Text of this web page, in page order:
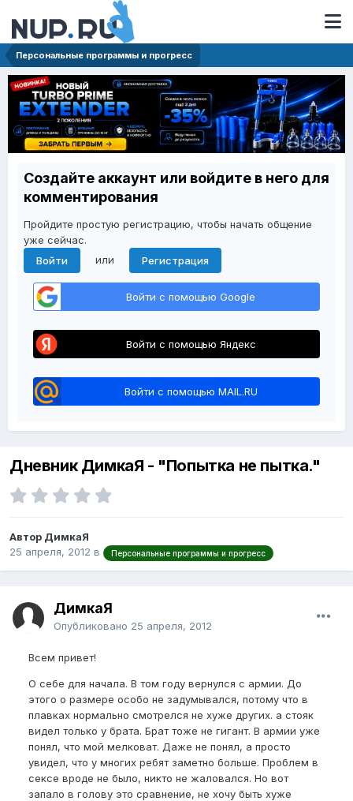
Персональные программы и прогресс
Создайте аккаунт или войдите в него для
комментирования
Пройдите простую регистрацию, чтобы начать общение
уже сейчас.
Войти
или Регистрация
Войти с помощью Google
Войти с помощью Яндекс
Войти с помощью MAIL.RU
Дневник ДимкаЯ - "Попытка не пытка."
Автор ДимкаЯ
25 апреля, 2012 в Персональные программы и прогресс
ДимкаЯ
Опубликовано 25 апреля, 2012
Всем привет!
О себе для начала. В том году вернулся с армии. До
этого о размере особо не задумывался, потому что в
плавках нормально смотрелся не хуже других. а стояк
видел только у брата. Брат тоже не гигант. В армии уже
понял, что мой мелковат. Даже не понял, а просто
увидел, что у многих ребят заметно больше. Проблем в
сексе вроде не было, никто не жаловался. Но вот
запало в голову это сравнение, не хочу быть хуже